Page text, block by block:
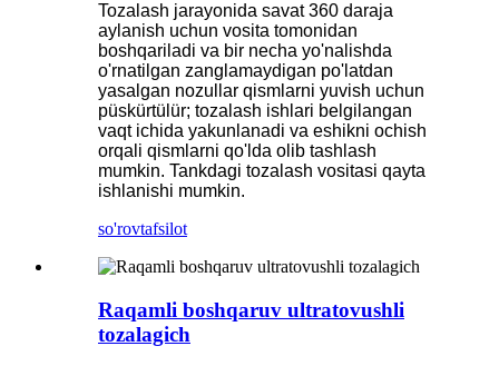
Tozalash jarayonida savat 360 daraja
aylanish uchun vosita tomonidan
boshqariladi va bir necha yo'nalishda
o'rnatilgan zanglamaydigan po'latdan
yasalgan nozullar qismlarni yuvish uchun
püskürtülür; tozalash ishlari belgilangan
vaqt ichida yakunlanadi va eshikni ochish
orqali qismlarni qo'lda olib tashlash
mumkin. Tankdagi tozalash vositasi qayta
ishlanishi mumkin.
so'rovtafsilot
Raqamli boshqaruv ultratovushli
tozalagich